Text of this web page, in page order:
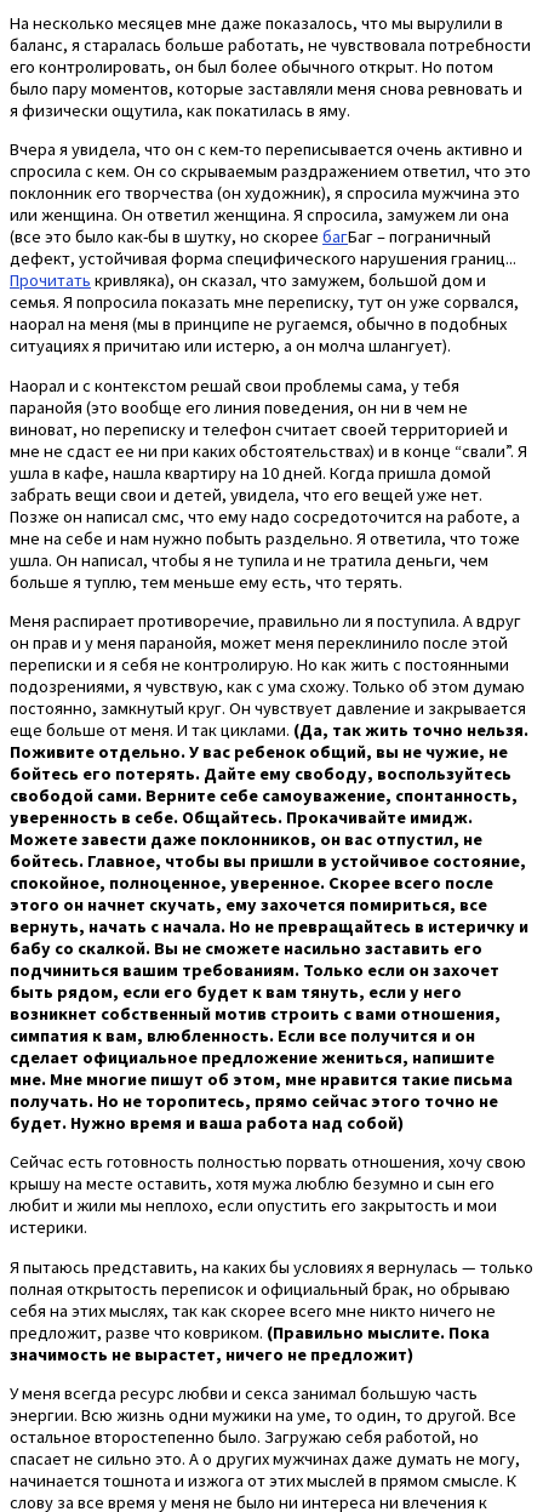
На несколько месяцев мне даже показалось, что мы вырулили в
баланс, я старалась больше работать, не чувствовала потребности
его контролировать, он был более обычного открыт. Но потом
было пару моментов, которые заставляли меня снова ревновать и
я физически ощутила, как покатилась в яму.
Вчера я увидела, что он с кем-то переписывается очень активно и
спросила с кем. Он со скрываемым раздражением ответил, что это
поклонник его творчества (он художник), я спросила мужчина это
или женщина. Он ответил женщина. Я спросила, замужем ли она
(все это было как-бы в шутку, но скорее багБаг – пограничный
дефект, устойчивая форма специфического нарушения границ...
Прочитать кривляка), он сказал, что замужем, большой дом и
семья. Я попросила показать мне переписку, тут он уже сорвался,
наорал на меня (мы в принципе не ругаемся, обычно в подобных
ситуациях я причитаю или истерю, а он молча шлангует).
Наорал и с контекстом решай свои проблемы сама, у тебя
паранойя (это вообще его линия поведения, он ни в чем не
виноват, но переписку и телефон считает своей территорией и
мне не сдаст ее ни при каких обстоятельствах) и в конце “свали”. Я
ушла в кафе, нашла квартиру на 10 дней. Когда пришла домой
забрать вещи свои и детей, увидела, что его вещей уже нет.
Позже он написал смс, что ему надо сосредоточится на работе, а
мне на себе и нам нужно побыть раздельно. Я ответила, что тоже
ушла. Он написал, чтобы я не тупила и не тратила деньги, чем
больше я туплю, тем меньше ему есть, что терять.
Меня распирает противоречие, правильно ли я поступила. А вдруг
он прав и у меня паранойя, может меня переклинило после этой
переписки и я себя не контролирую. Но как жить с постоянными
подозрениями, я чувствую, как с ума схожу. Только об этом думаю
постоянно, замкнутый круг. Он чувствует давление и закрывается
еще больше от меня. И так циклами. (Да, так жить точно нельзя.
Поживите отдельно. У вас ребенок общий, вы не чужие, не
бойтесь его потерять. Дайте ему свободу, воспользуйтесь
свободой сами. Верните себе самоуважение, спонтанность,
уверенность в себе. Общайтесь. Прокачивайте имидж.
Можете завести даже поклонников, он вас отпустил, не
бойтесь. Главное, чтобы вы пришли в устойчивое состояние,
спокойное, полноценное, уверенное. Скорее всего после
этого он начнет скучать, ему захочется помириться, все
вернуть, начать с начала. Но не превращайтесь в истеричку и
бабу со скалкой. Вы не сможете насильно заставить его
подчиниться вашим требованиям. Только если он захочет
быть рядом, если его будет к вам тянуть, если у него
возникнет собственный мотив строить с вами отношения,
симпатия к вам, влюбленность. Если все получится и он
сделает официальное предложение жениться, напишите
мне. Мне многие пишут об этом, мне нравится такие письма
получать. Но не торопитесь, прямо сейчас этого точно не
будет. Нужно время и ваша работа над собой)
Сейчас есть готовность полностью порвать отношения, хочу свою
крышу на месте оставить, хотя мужа люблю безумно и сын его
любит и жили мы неплохо, если опустить его закрытость и мои
истерики.
Я пытаюсь представить, на каких бы условиях я вернулась — только
полная открытость переписок и официальный брак, но обрываю
себя на этих мыслях, так как скорее всего мне никто ничего не
предложит, разве что ковриком. (Правильно мыслите. Пока
значимость не вырастет, ничего не предложит)
У меня всегда ресурс любви и секса занимал большую часть
энергии. Всю жизнь одни мужики на уме, то один, то другой. Все
остальное второстепенно было. Загружаю себя работой, но
спасает не сильно это. А о других мужчинах даже думать не могу,
начинается тошнота и изжога от этих мыслей в прямом смысле. К
слову за все время у меня не было ни интереса ни влечения к